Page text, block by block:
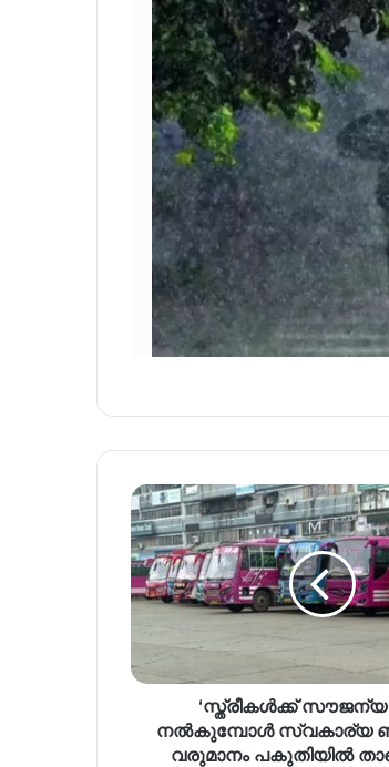
‘സ്ത്രീകൾക്ക്
നൽകുമ്പോൾ സ്വകാര്യ
വരുമാനം പകുതിയിൽ